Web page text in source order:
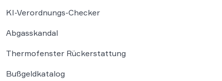
KI-Verordnungs-Checker
Abgasskandal
Thermofenster Rückerstattung
Bußgeldkatalog